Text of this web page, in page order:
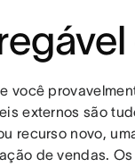
você
externos são
recurso novo,
de vendas.